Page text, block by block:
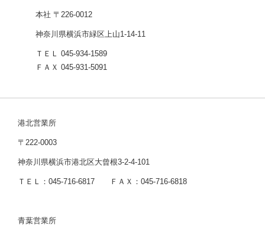
本社 〒226-0012
神奈川県横浜市緑区上山1-14-11
ＴＥＬ 045-934-1589
ＦＡＸ 045-931-5091
港北営業所
〒222-0003
神奈川県横浜市港北区大曾根3-2-4-101
ＴＥＬ：045-716-6817 ＦＡＸ：045-716-6818
青葉営業所